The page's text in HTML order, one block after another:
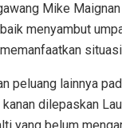
Mike
menyambut
peluang lainnya
dilepaskan